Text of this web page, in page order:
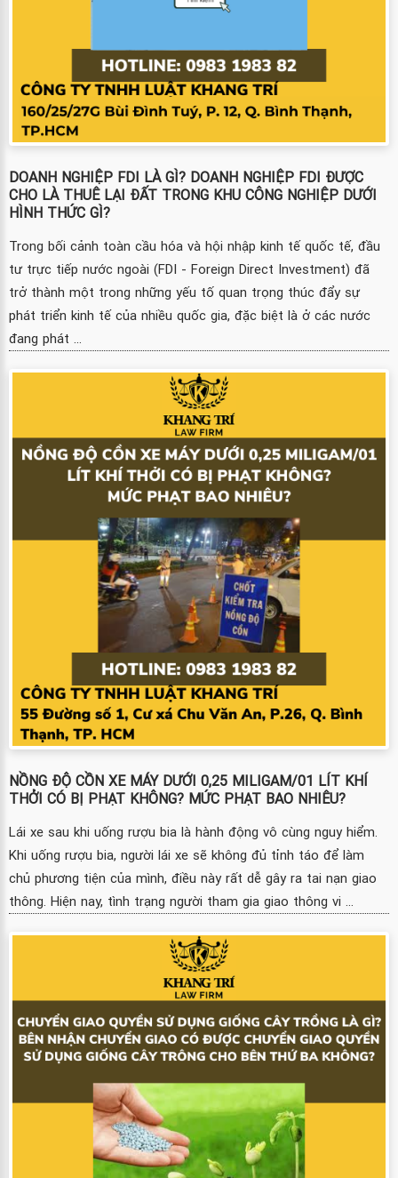
DOANH NGHIỆP FDI LÀ GÌ? DOANH NGHIỆP FDI ĐƯỢC
CHO LÀ THUÊ LẠI ĐẤT TRONG KHU CÔNG NGHIỆP DƯỚI
HÌNH THỨC GÌ?
Trong bối cảnh toàn cầu hóa và hội nhập kinh tế quốc tế, đầu
tư trực tiếp nước ngoài (FDI - Foreign Direct Investment) đã
trở thành một trong những yếu tố quan trọng thúc đẩy sự
phát triển kinh tế của nhiều quốc gia, đặc biệt là ở các nước
đang phát ...
NỒNG ĐỘ CỒN XE MÁY DƯỚI 0,25 MILIGAM/01 LÍT KHÍ
THỞI CÓ BỊ PHẠT KHÔNG? MỨC PHẠT BAO NHIÊU?
Lái xe sau khi uống rượu bia là hành động vô cùng nguy hiểm.
Khi uống rượu bia, người lái xe sẽ không đủ tỉnh táo để làm
chủ phương tiện của mình, điều này rất dễ gây ra tai nạn giao
thông. Hiện nay, tình trạng người tham gia giao thông vi ...